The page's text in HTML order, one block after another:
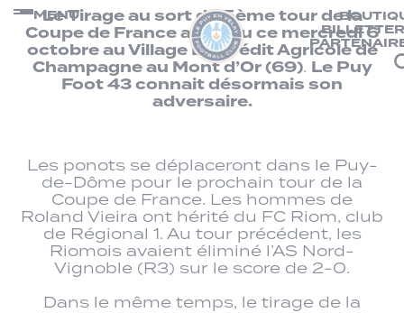
Passer
au
contenu
MENU
Le Tirage au sort du 5ème tour de la
Coupe de France a eu lieu ce mercredi 6
octobreau Village By Crédit Agricole de
Champagne au Mont d’Or (69). Le Puy
Foot 43 connait désormais son
adversaire.
Les ponots se déplaceront dans le Puy-
de-Dôme pour le prochain tour de la
Coupe de France. Les hommes de
Roland Vieira ont hérité du FC Riom, club
de Régional 1. Au tour précédent, les
Riomois avaient éliminé l’AS Nord-
Vignoble (R3) sur le score de 2-0.
Dans le même temps, le tirage de la
Panneau de gestion des cookies